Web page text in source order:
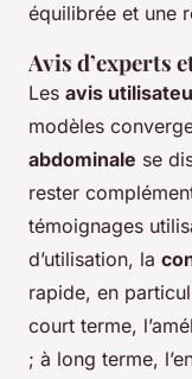
équilibrée et une
Avis d’experts
Les avis
modèles
abdominale se
rester
témoignages
d’utilisation, la
rapide, en
court terme,
; à long terme,